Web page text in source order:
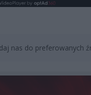
nas do preferowanych